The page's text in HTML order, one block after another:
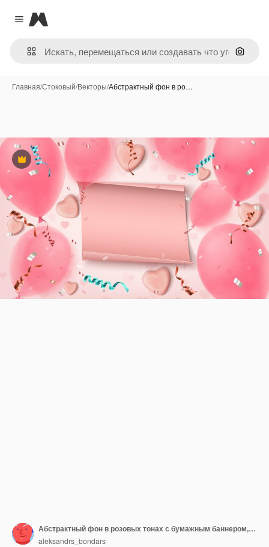
Close menu
Magnific
Поиск
Главная/Стоковый/Векторы/Абстрактный фон в ро…
Премиум
Абстрактный фон в розовых тонах с бумажным баннером, конфетами, воздушными шарами, конфетти и лентами.
aleksandrs_bondars